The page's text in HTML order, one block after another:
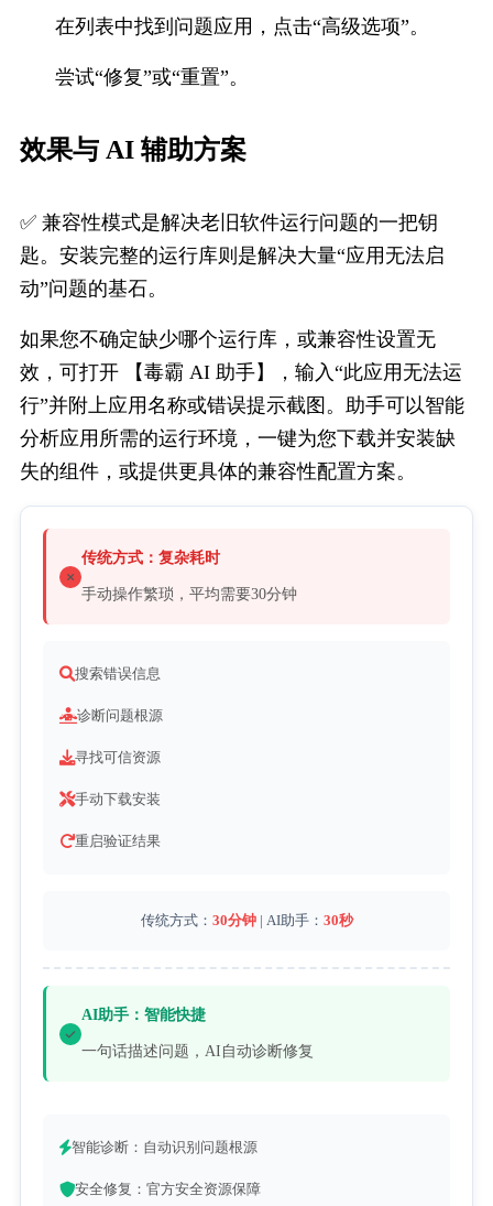
在列表中找到问题应用，点击“高级选项”。
尝试“修复”或“重置”。
效果与 AI 辅助方案
✅ 兼容性模式是解决老旧软件运行问题的一把钥
匙。安装完整的运行库则是解决大量“应用无法启
动”问题的基石。
如果您不确定缺少哪个运行库，或兼容性设置无
效，可打开 【毒霸 AI 助手】，输入“此应用无法运
行”并附上应用名称或错误提示截图。助手可以智能
分析应用所需的运行环境，一键为您下载并安装缺
失的组件，或提供更具体的兼容性配置方案。
传统方式：复杂耗时
手动操作繁琐，平均需要30分钟
搜索错误信息
诊断问题根源
寻找可信资源
手动下载安装
重启验证结果
传统方式： 30分钟 | AI助手： 30秒
AI助手：智能快捷
一句话描述问题，AI自动诊断修复
智能诊断：自动识别问题根源
安全修复：官方安全资源保障